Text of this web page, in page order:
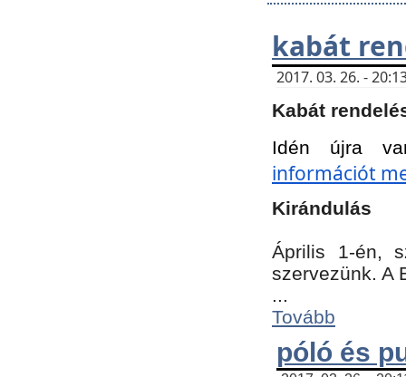
kabát
2017. 03. 26. -
Kabát
Idén újra
információt
Kirándulás
Április 1-én,
szervezünk. A
...
Tovább
póló és